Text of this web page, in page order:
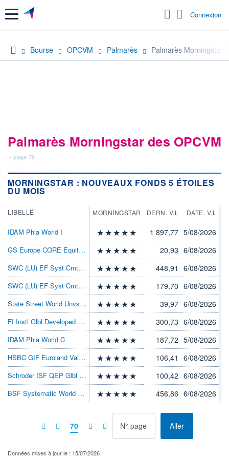
Menu Connexion
Bourse OPCVM Palmarès Palmarès Morningstar
Palmarès Morningstar des OPCVM
- page 70
MORNINGSTAR : NOUVEAUX FONDS 5 ÉTOILES
DU MOIS
LIBELLÉ MORNINGSTAR DERN. V.L DATE. V.L
IDAM Phia World I 1 897,77 5/08/2026
GS Europe CORE Equity P Inc USD
20,93 6/08/2026
SWC (LU) EF Syst Cmtt Slcn DT
448,91
6/08/2026
SWC (LU) EF Syst Cmtt Slcn DT EUR
179,70 6/08/2026
State Street World Unvsl Index Eq B USD
39,97 6/08/2026
FI Instl Glbl Developed Eq Sel USD
300,73 6/08/2026
IDAM Phia World C 187,72 5/08/2026
HSBC GIF Euroland Value IC
106,41
6/08/2026
Schroder ISF QEP Glbl Cor I Acc USD
100,42 6/08/2026
BSF Systematic World Equity X2 GBP
456,86 6/08/2026
70 Allerà la page
Données mises à jour le : 15/07/2026